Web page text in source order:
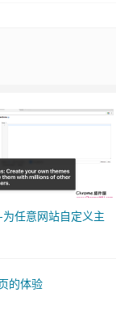
任意网站自定义主
的体验